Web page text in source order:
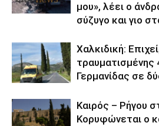
μου», λέει ο
σύζυγο και γιο
Χαλκιδική:
τραυματισμένης
Γερμανίδας σε
Καιρός – Ρήγου
Κορυφώνεται ο